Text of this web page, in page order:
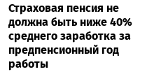
Страховая пенсия не
должна быть ниже 40%
среднего заработка за
предпенсионный год
работы